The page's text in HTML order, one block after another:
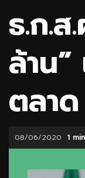
ธ.ก.
ล้าน
ตลาด
08/06/2020 1